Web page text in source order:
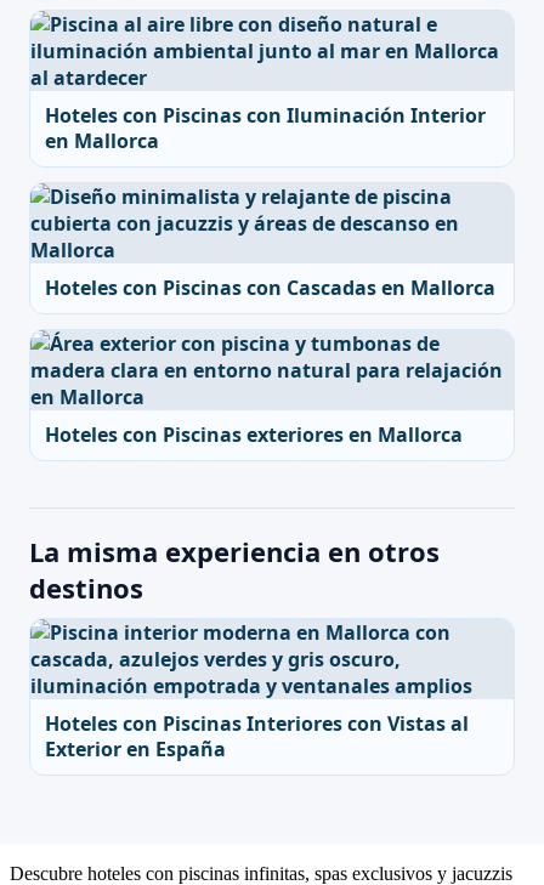
Hoteles con Piscinas con Iluminación Interior
en Mallorca
Hoteles con Piscinas con Cascadas en Mallorca
Hoteles con Piscinas exteriores en Mallorca
La misma experiencia en otros
destinos
Hoteles con Piscinas Interiores con Vistas al
Exterior en España
Descubre hoteles con piscinas infinitas, spas exclusivos y jacuzzis